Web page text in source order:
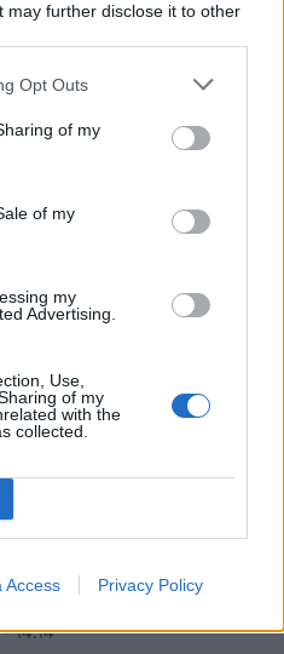
may further disclose it to other
Opt Outs
of my
of my
my
Advertising.
Use,
of my
with the
collected.
Access Privacy Policy
τα υποχρεωτικά rapid
υγείας
14:14